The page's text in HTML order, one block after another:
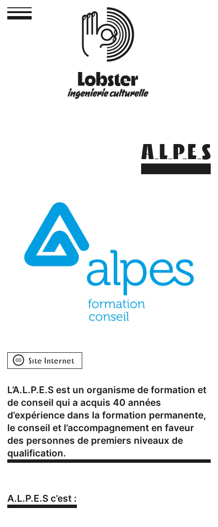
Lobster
ingenierie culturelle
A.L.P.E.S
Site Internet
L’A.L.P.E.S est un organisme de formation et
de conseil qui a acquis 40 années
d’expérience dans la formation permanente,
le conseil et l’accompagnement en faveur
des personnes de premiers niveaux de
qualification.
A.L.P.E.S c’est :